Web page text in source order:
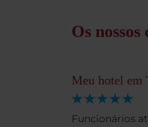
Os
Meu hotel em
Funcionários